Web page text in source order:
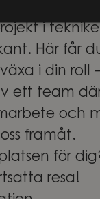
genom
i
Här får
i din roll
ett team
och
framåt.
för
resa!